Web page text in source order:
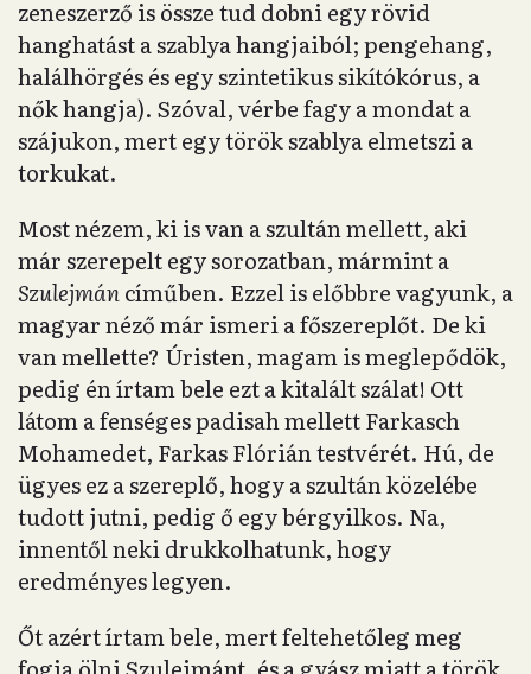
zeneszerző is össze tud dobni egy rövid
hanghatást a szablya hangjaiból; pengehang,
halálhörgés és egy szintetikus sikítókórus, a
nők hangja). Szóval, vérbe fagy a mondat a
szájukon, mert egy török szablya elmetszi a
torkukat.
Most nézem, ki is van a szultán mellett, aki
már szerepelt egy sorozatban, mármint a
Szulejmáncíműben. Ezzel is előbbre vagyunk, a
magyar néző már ismeri a főszereplőt. De ki
van mellette? Úristen, magam is meglepődök,
pedig én írtam bele ezt a kitalált szálat! Ott
látom a fenséges padisah mellett Farkasch
Mohamedet, Farkas Flórián testvérét. Hú, de
ügyes ez a szereplő, hogy a szultán közelébe
tudott jutni, pedig ő egy bérgyilkos. Na,
innentől neki drukkolhatunk, hogy
eredményes legyen.
Őt azért írtam bele, mert feltehetőleg meg